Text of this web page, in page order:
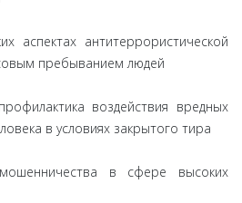
аспектах антитеррористической
пребыванием людей
воздействия вредных
в условиях закрытого тира
в сфере высоких